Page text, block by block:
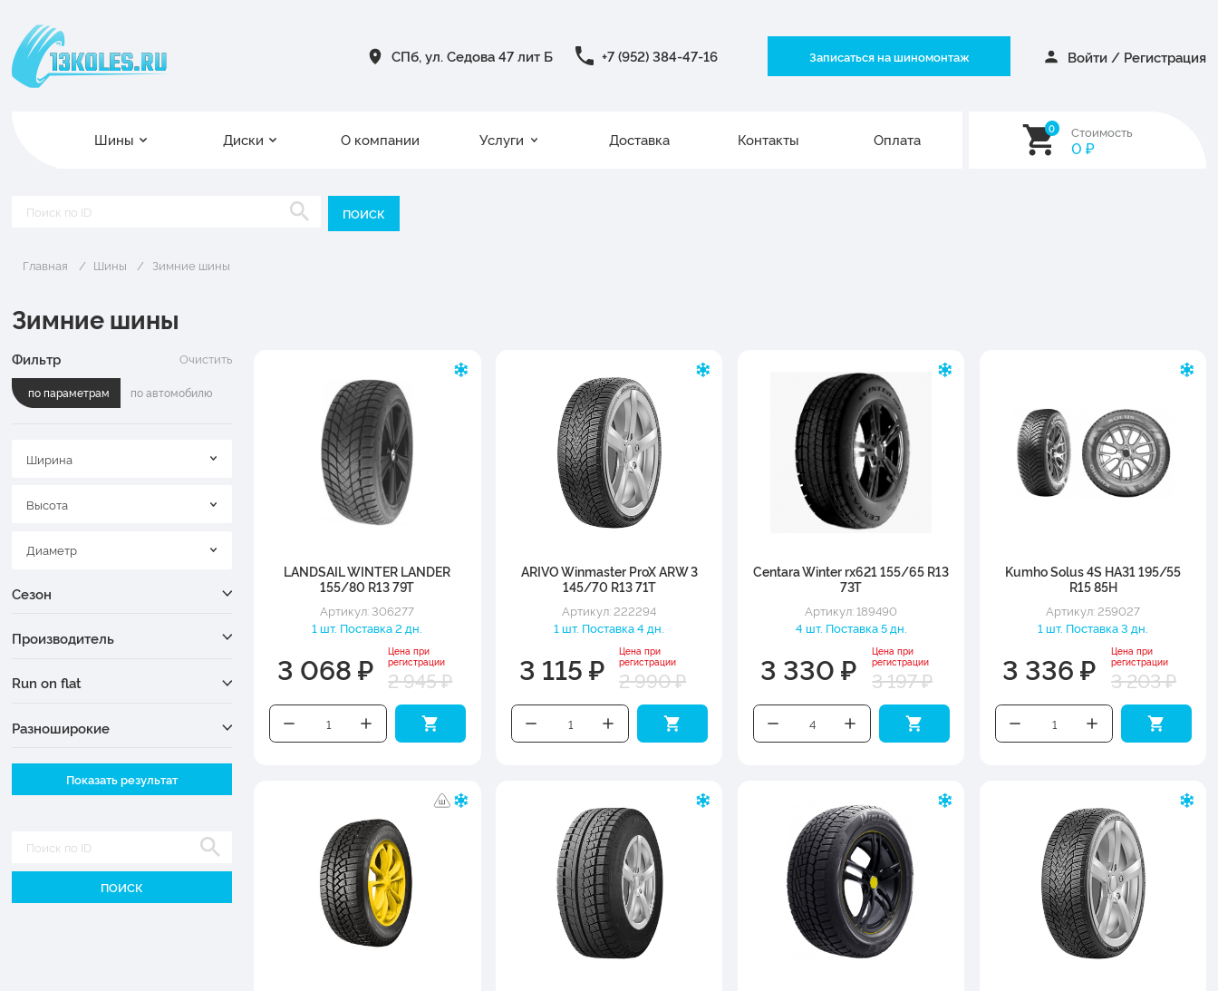
СПб, ул. Седова 47 лит Б +7 (952) 384-47-16 Записаться на шиномонтаж Войти / Регистрация
Шины Диски О компании Услуги Доставка Контакты Оплата
0 Стоимость
0 ₽
Главная Шины Зимние шины
Зимние шины
Фильтр Очистить
по параметрам по автомобилю
Ширина
Высота
Диаметр
Сезон
Производитель
Run on flat
Разноширокие
Ширина
Диаметр
Показать результат
LANDSAIL WINTER LANDER
155/80 R13 79T
Артикул: 306277
1 шт. Поставка 2 дн.
3 068 ₽
Цена при
регистрации
2 945 ₽
ARIVO Winmaster ProX ARW 3
145/70 R13 71T
Артикул: 222294
1 шт. Поставка 4 дн.
3 115 ₽
Цена при
регистрации
2 990 ₽
Centara Winter rx621 155/65 R13
73T
Артикул: 189490
4 шт. Поставка 5 дн.
3 330 ₽
Цена при
регистрации
3 197 ₽
Kumho Solus 4S HA31 195/55
R15 85H
Артикул: 259027
1 шт. Поставка 3 дн.
3 336 ₽
Цена при
регистрации
3 203 ₽